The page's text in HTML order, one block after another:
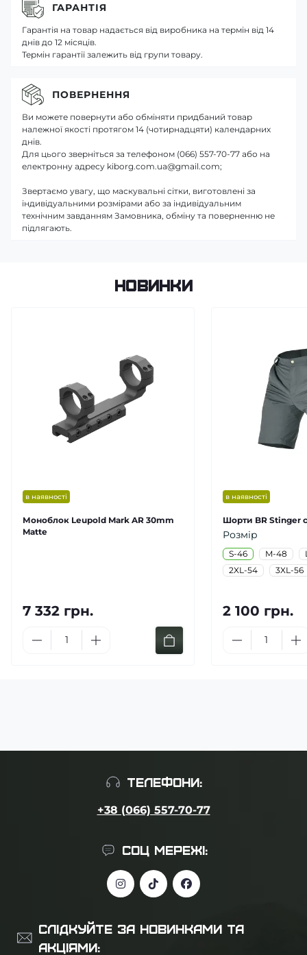
ГАРАНТІЯ
Гарантія на товар надається від виробника на термін від 14
днів до 12 місяців.
Термін гарантії залежить від групи товару.
ПОВЕРНЕННЯ
Ви можете повернути або обміняти придбаний товар
належної якості протягом 14 (чотирнадцяти) календарних
днів.
Для цього зверніться за телефоном (066) 557-70-77 або на
електронну адресу kiborg.com.ua@gmail.com;
Звертаємо увагу, що маскувальні сітки, виготовлені за
індивідуальними розмірами або за індивідуальним
технічним завданням Замовника, обміну та поверненню не
підлягають.
Новинки
в наявності
Моноблок Leupold Mark AR 30mm
Matte
7 332 грн.
в наявності
Шорти BR Stinger
Розмір
S-46 M-48
2XL-54
3XL-56
2 100 грн.
ТЕЛЕФОНИ:
+38 (066) 557-70-77
СОЦ МЕРЕЖІ:
СЛІДКУЙТЕ ЗА НОВИНКАМИ ТА
АКЦІЯМИ: